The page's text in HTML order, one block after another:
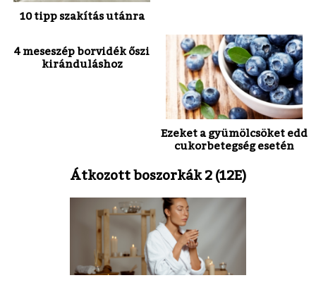
10 tipp szakítás utánra
4 meseszép borvidék őszi
kiránduláshoz
Ezeket a gyümölcsöket edd
cukorbetegség esetén
Átkozott boszorkák 2 (12E)